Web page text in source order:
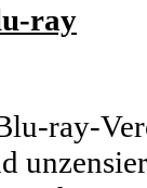
ray
ray-